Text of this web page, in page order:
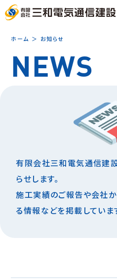
ホーム ＞ お知らせ
NEWS
有限会社三和電気通信建
らせします。
施工実績のご報告や会社
る情報などを掲載していま